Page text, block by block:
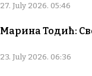
27. July 2026. 05:46
Марина Тодић:
23. July 2026. 06:36